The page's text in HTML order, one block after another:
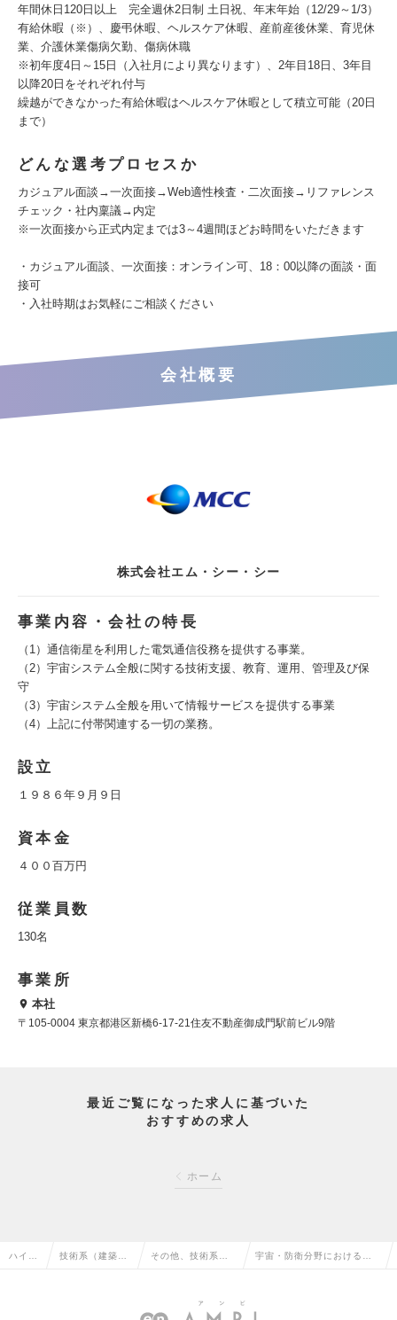
年間休日120日以上 完全週休2日制 土日祝、年末年始（12/29～1/3）
有給休暇（※）、慶弔休暇、ヘルスケア休暇、産前産後休業、育児休
業、介護休業傷病欠勤、傷病休職
※初年度4日～15日（入社月により異なります）、2年目18日、3年目
以降20日をそれぞれ付与
繰越ができなかった有給休暇はヘルスケア休暇として積立可能（20日
まで）
どんな選考プロセスか
カジュアル面談→一次面接→Web適性検査・二次面接→リファレンス
チェック・社内稟議→内定
※一次面接から正式内定までは3～4週間ほどお時間をいただきます
・カジュアル面談、一次面接：オンライン可、18：00以降の面談・面
接可
・入社時期はお気軽にご相談ください
会社概要
株式会社エム・シー・シー
事業内容・会社の特長
（1）通信衛星を利用した電気通信役務を提供する事業。
（2）宇宙システム全般に関する技術支援、教育、運用、管理及び保
守
（3）宇宙システム全般を用いて情報サービスを提供する事業
（4）上記に付帯関連する一切の業務。
設立
１９８６年９月９日
資本金
４００百万円
従業員数
130名
事業所
本社
〒105-0004 東京都港区新橋6-17-21住友不動産御成門駅前ビル9階
最近ご覧になった求人に基づいた
おすすめの求人
ホーム
ハイク 技術系（建築・ その他、技術系
木・プラント）の
宇宙・防衛分野における拠
するエンジニアの求人情報